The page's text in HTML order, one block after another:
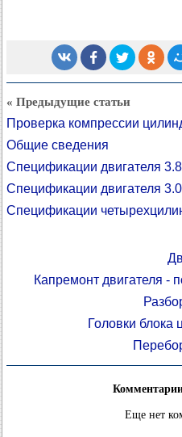
« Предыдущие статьи
Проверка компрессии
Общие сведения
Спецификации двигателя
Спецификации двигателя
Спецификации
Капремонт двигателя -
Головки блока
Еще нет